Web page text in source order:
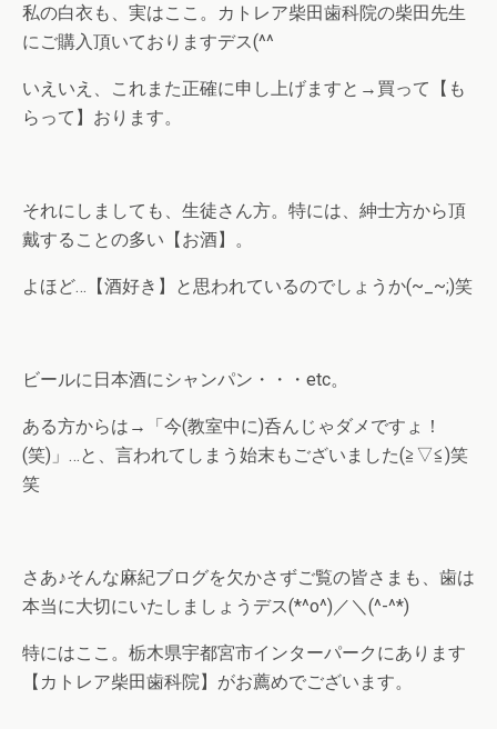
私の白衣も、実はここ。カトレア柴田歯科院の柴田先生
にご購入頂いておりますデス(^^ゞ
いえいえ、これまた正確に申し上げますと→買って【も
らって】おります。
それにしましても、生徒さん方。特には、紳士方から頂
戴することの多い【お酒】。
よほど…【酒好き】と思われているのでしょうか(~_~;)笑
ビールに日本酒にシャンパン・・・etc。
ある方からは→「今(教室中に)呑んじゃダメですょ！
(笑)」…と、言われてしまう始末もございました(≧▽≦)笑
笑
さあ♪そんな麻紀ブログを欠かさずご覧の皆さまも、歯は
本当に大切にいたしましょうデス(*^o^)／＼(^-^*)
特にはここ。栃木県宇都宮市インターパークにあります
【カトレア柴田歯科院】がお薦めでございます。